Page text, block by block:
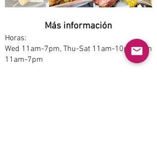
Más información
Horas:
Wed 11am-7pm, Thu-Sat 11am-10pm, Sun
11am-7pm